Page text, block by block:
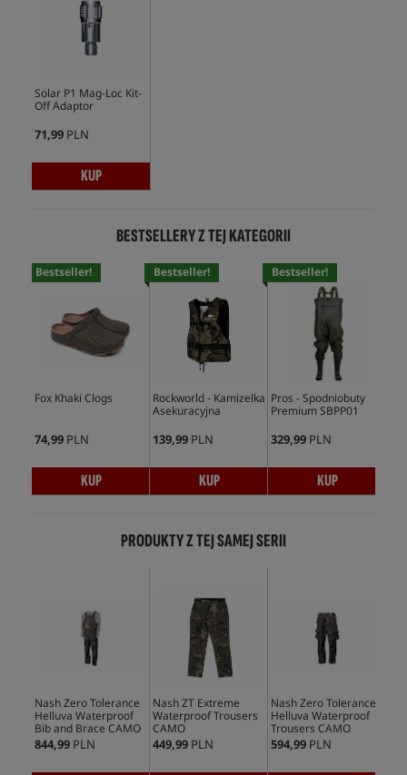
Solar P1 Mag-Loc Kit-
Off Adaptor
71,99 PLN
KUP
BESTSELLERY Z TEJ KATEGORII
Bestseller!
Fox Khaki Clogs
74,99 PLN
KUP
Bestseller!
Rockworld - Kamizelka
Asekuracyjna
139,99 PLN
KUP
Bestseller!
Pros - Spodniobuty
Premium SBPP01
329,99 PLN
KUP
PRODUKTY Z TEJ SAMEJ SERII
Nash Zero Tolerance
Helluva Waterproof
Bib and Brace CAMO
844,99 PLN
Nash ZT Extreme
Waterproof Trousers
CAMO
449,99 PLN
Nash Zero Tolerance
Helluva Waterproof
Trousers CAMO
594,99 PLN